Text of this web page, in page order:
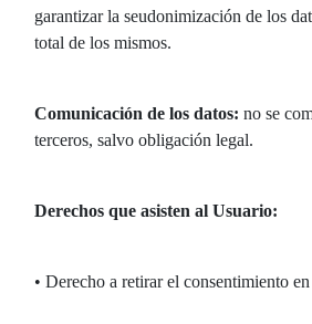
garantizar la seudonimización de los
total de los mismos.
Comunicación de los datos: no se
terceros, salvo obligación legal.
Derechos que asisten al Usuario:
• Derecho a retirar el consentimiento